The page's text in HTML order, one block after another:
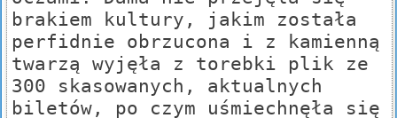
brakiem kultury, jakim została
perfidnie obrzucona i z kamienną
twarzą wyjęła z torebki plik ze
300 skasowanych, aktualnych
biletów, po czym uśmiechnęła się